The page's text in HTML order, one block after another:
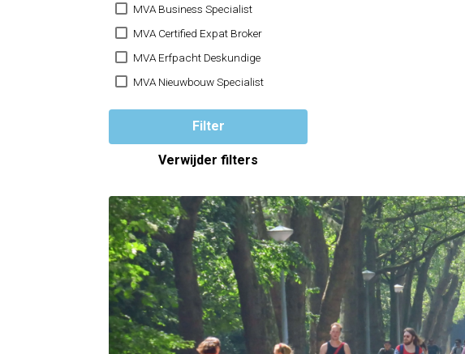
MVA Business Specialist
MVA Certified Expat Broker
MVA Erfpacht Deskundige
MVA Nieuwbouw Specialist
Filter
Verwijder filters